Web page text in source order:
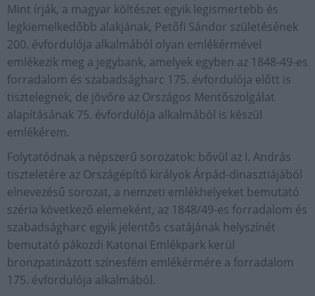
Mint írják, a magyar költészet egyik legismertebb és
legkiemelkedőbb alakjának, Petőfi Sándor születésének
200. évfordulója alkalmából olyan emlékérmével
emlékezik meg a jegybank, amelyek egyben az 1848-49-es
forradalom és szabadságharc 175. évfordulója előtt is
tisztelegnek, de jövőre az Országos Mentőszolgálat
alapításának 75. évfordulója alkalmából is készül
emlékérem.
Folytatódnak a népszerű sorozatok: bővül az I. András
tiszteletére az Országépítő királyok Árpád-dinasztiájából
elnevezésű sorozat, a nemzeti emlékhelyeket bemutató
széria következő elemeként, az 1848/49-es forradalom és
szabadságharc egyik jelentős csatájának helyszínét
bemutató pákozdi Katonai Emlékpark kerül
bronzpatinázott színesfém emlékérmére a forradalom
175. évfordulója alkalmából.